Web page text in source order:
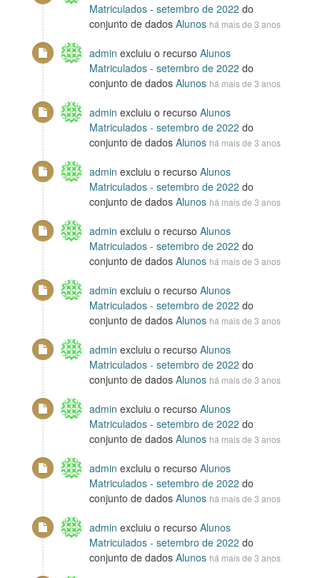
Matriculados - setembro de 2022 do
conjunto de dados Alunos há mais de 3 anos
admin excluiu o recurso Alunos
Matriculados - setembro de 2022 do
conjunto de dados Alunos há mais de 3 anos
admin excluiu o recurso Alunos
Matriculados - setembro de 2022 do
conjunto de dados Alunos há mais de 3 anos
admin excluiu o recurso Alunos
Matriculados - setembro de 2022 do
conjunto de dados Alunos há mais de 3 anos
admin excluiu o recurso Alunos
Matriculados - setembro de 2022 do
conjunto de dados Alunos há mais de 3 anos
admin excluiu o recurso Alunos
Matriculados - setembro de 2022 do
conjunto de dados Alunos há mais de 3 anos
admin excluiu o recurso Alunos
Matriculados - setembro de 2022 do
conjunto de dados Alunos há mais de 3 anos
admin excluiu o recurso Alunos
Matriculados - setembro de 2022 do
conjunto de dados Alunos há mais de 3 anos
admin excluiu o recurso Alunos
Matriculados - setembro de 2022 do
conjunto de dados Alunos há mais de 3 anos
admin excluiu o recurso Alunos
Matriculados - setembro de 2022 do
conjunto de dados Alunos há mais de 3 anos